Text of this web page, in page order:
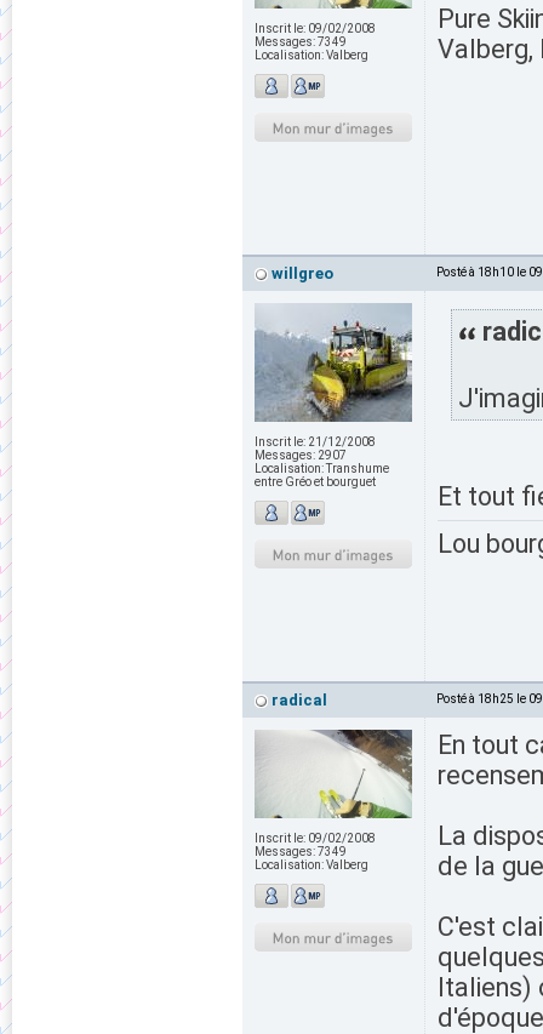
Inscrit le: 09/02/2008
Messages:7349
Localisation:Valberg
Pure
Valberg,
willgreo Posté à 18h10 le
Inscrit le: 21/12/2008
Messages: 2907
Localisation:Transhume
entre Gréo et bourguet
Et tout
Lou
radical Posté à 18h25 le
Inscrit le: 09/02/2008
Messages:7349
Localisation:Valberg
En tout
La
de la
C'est
Italiens)